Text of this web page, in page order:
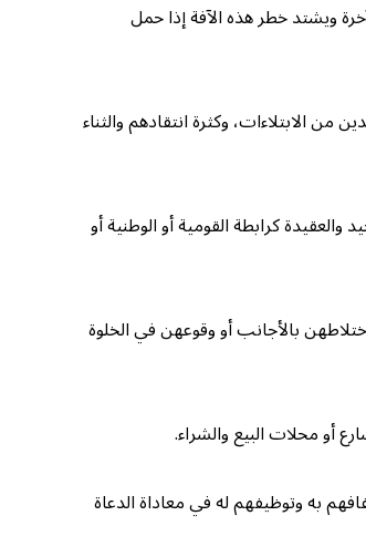
ويشتد خطر هذه الآفة إذا حمل
الابتلاءات، وكثرة انتقادهم والثناء
كرابطة القومية أو الوطنية أو
بالأجانب أو وقوعهن في الخلوة
أو محلات البيع والشراء.
به وتوظيفهم له في معاداة الدعاة